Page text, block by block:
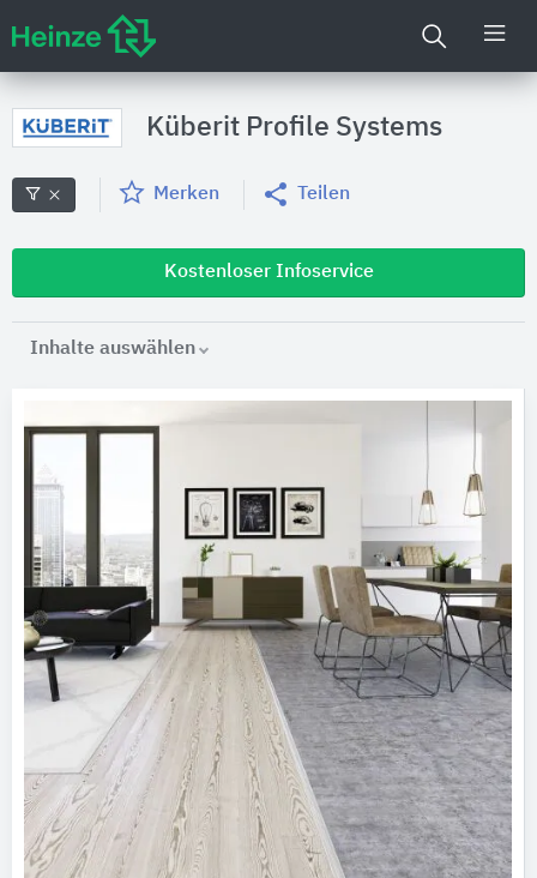
Küberit Profile Systems
Merken Teilen
Kostenloser Infoservice
Inhalte auswählen